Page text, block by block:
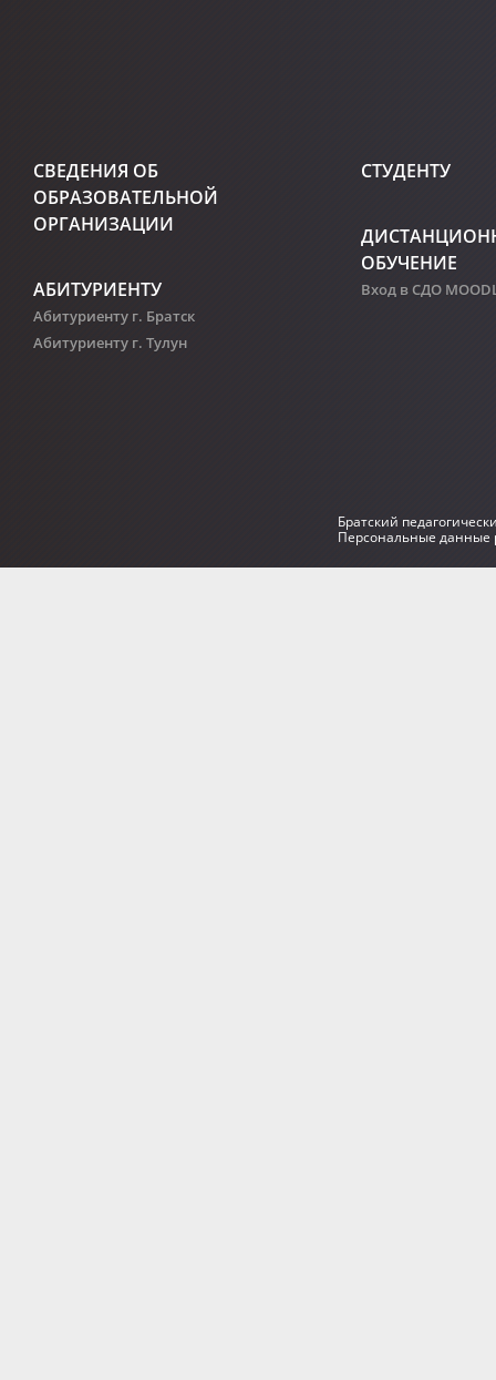
СВЕДЕНИЯ ОБ
ОБРАЗОВАТЕЛЬНОЙ
ОРГАНИЗАЦИИ
АБИТУРИЕНТУ
Абитуриенту г. Братск
Абитуриенту г. Тулун
СТУДЕНТУ
ОБУЧЕНИЕ
Вход в СДО
Братский
Персональные данные